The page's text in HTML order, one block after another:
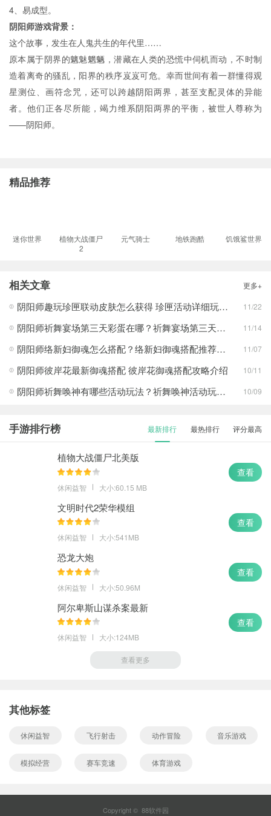
4、易成型。
阴阳师游戏背景：
这个故事，发生在人鬼共生的年代里……
原本属于阴界的魑魅魍魉，潜藏在人类的恐慌中伺机而动，不时制
造着离奇的骚乱，阳界的秩序岌岌可危。幸而世间有着一群懂得观
星测位、画符念咒，还可以跨越阴阳两界，甚至支配灵体的异能
者。他们正各尽所能，竭力维系阴阳两界的平衡，被世人尊称为
——阴阳师。
精品推荐
迷你世界
植物大战僵尸
2
元气骑士 地铁跑酷 饥饿鲨世界
相关文章 更多+
阴阳师趣玩珍匣联动皮肤怎么获得 珍匣活动详细玩法教程 11/22
阴阳师祈舞宴场第三天彩蛋在哪？祈舞宴场第三天彩蛋位置介绍攻略 11/14
阴阳师络新妇御魂怎么搭配？络新妇御魂搭配推荐攻略 11/07
阴阳师彼岸花最新御魂搭配 彼岸花御魂搭配攻略介绍 10/11
阴阳师祈舞唤神有哪些活动玩法？祈舞唤神活动玩法介绍 10/09
手游排行榜 最新排行 最热排行 评分最高
植物大战僵尸北美版
休闲益智 大小:60.15 MB
查看
文明时代2荣华模组
休闲益智 大小:541MB
查看
恐龙大炮
休闲益智 大小:50.96M
查看
阿尔卑斯山谋杀案最新
休闲益智 大小:124MB
查看
查看更多
其他标签
休闲益智 飞行射击 动作冒险 音乐游戏
模拟经营 赛车竞速 体育游戏
Copyright © 88软件园